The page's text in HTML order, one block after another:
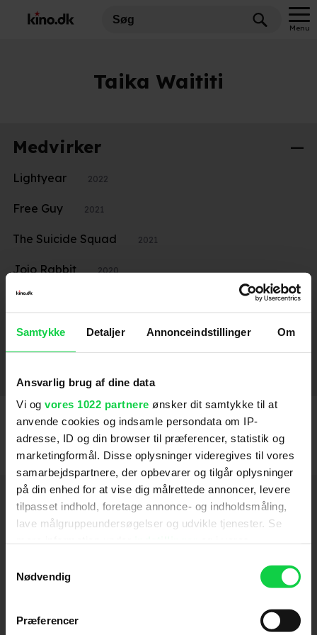
Samtykke Detaljer Annonceindstillinger Om
Ansvarlig brug af dine data
Vi og vores 1022 partnere ønsker dit samtykke til at
anvende cookies og indsamle persondata om IP-
adresse, ID og din browser til præferencer, statistik og
marketingformål. Disse oplysninger videregives til vores
samarbejdspartnere, der opbevarer og tilgår oplysninger
på din enhed for at vise dig målrettede annoncer, levere
tilpasset indhold, foretage annonce- og indholdsmåling,
lave målgruppeundersøgelser og udvikle tjenester. Se
tilbage eller ændre indstillinger fra vores
"Cookiedeklaration", eller ved at trykke på "Privacy
Nødvendig
Præferencer
Menu
Taika Waititi
Medvirker
Lightyear 2022
Free Guy 2021
The Suicide Squad 2021
Jojo Rabbit 2020
Hunt for the Wilderpeople
SE FLERE
Instruktion
Next Goal Wins 2024
Thor 4: Love and Thunder 2022
Jojo Rabbit
Thor: Ragnarok 2017
Hunt for the Wilderpeople 2016
Hold dig opdateret
Send
Ved tilmelding accepterer jeg samtidig